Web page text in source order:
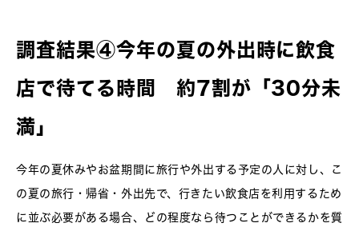
調査結果④今年の夏の外出時に飲食
店で待てる時間 約7割が「30分未
満」
今年の夏休みやお盆期間に旅行や外出する予定の人に対し、こ
の夏の旅行・帰省・外出先で、行きたい飲食店を利用するため
に並ぶ必要がある場合、どの程度なら待つことができるかを質